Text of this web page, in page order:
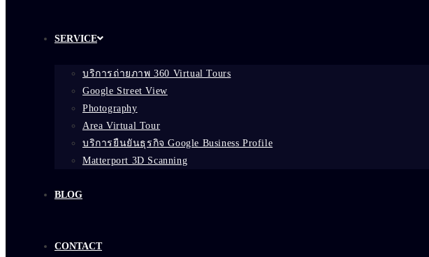
SERVICE
บริการถ่ายภาพ 360 Virtual Tours
Google Street View
Photography
Area Virtual Tour
บริการยืนยันธุรกิจ Google Business Profile
Matterport 3D Scanning
BLOG
CONTACT